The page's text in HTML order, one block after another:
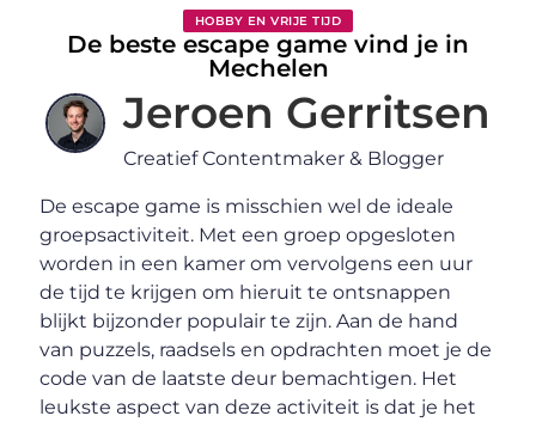
HOBBY EN VRIJE TIJD
De beste escape game vind je in
Mechelen
Jeroen Gerritsen
Creatief Contentmaker & Blogger
De escape game is misschien wel de ideale
groepsactiviteit. Met een groep opgesloten
worden in een kamer om vervolgens een uur
de tijd te krijgen om hieruit te ontsnappen
blijkt bijzonder populair te zijn. Aan de hand
van puzzels, raadsels en opdrachten moet je de
code van de laatste deur bemachtigen. Het
leukste aspect van deze activiteit is dat je het